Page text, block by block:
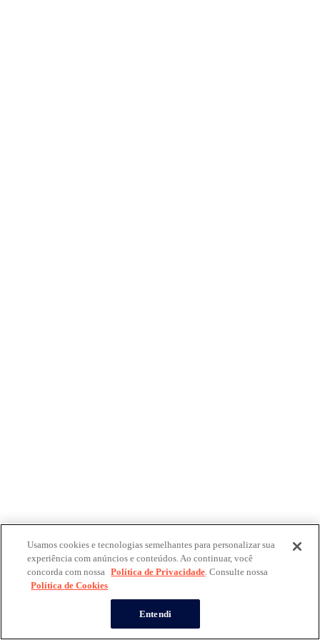
Usamos cookies e tecnologias semelhantes para personalizar sua
experiência com anúncios e conteúdos. Ao continuar, você
concorda com nossa Política de Privacidade. Consulte nossa
Política de Cookies
Entendi